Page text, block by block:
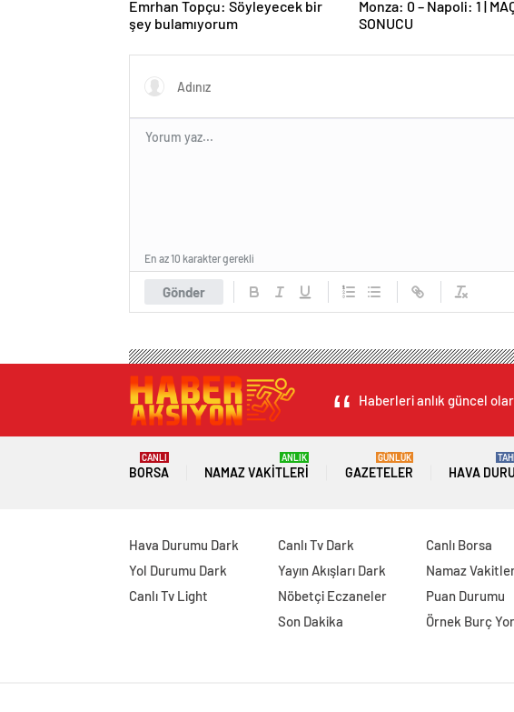
Emrhan Topçu: Söyleyecek bir
şey bulamıyorum
Monza: 0 – Napoli: 1 |
SONUCU
Gönder
En az 10 karakter gerekli
Haberleri anlık güncel
BORSA
CANLI
NAMAZ VAKITLERI
ANLIK
GAZETELER
GÜNLÜK
HAVA
Hava Durumu Dark
Yol Durumu Dark
Canlı Tv Light
Canlı Tv Dark
Yayın Akışları Dark
Nöbetçi Eczaneler
Son Dakika
Canlı Borsa
Namaz
Puan Durumu
Örnek Burç